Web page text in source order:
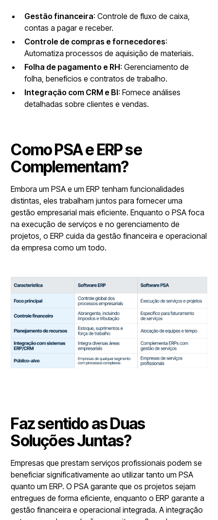
Gestão financeira: Controle de fluxo de caixa,
contas a pagar e receber.
Controle de compras e fornecedores:
Automatiza processos de aquisição de materiais.
Folha de pagamento e RH: Gerenciamento de
folha, benefícios e contratos de trabalho.
Integração com CRM e BI: Fornece análises
detalhadas sobre clientes e vendas.
Como PSA e ERP se
Complementam?
Embora um PSA e um ERP tenham funcionalidades
distintas, eles trabalham juntos para fornecer uma
gestão empresarial mais eficiente. Enquanto o PSA foca
na execução de serviços e no gerenciamento de
projetos, o ERP cuida da gestão financeira e operacional
da empresa como um todo.
Faz sentido as Duas
Soluções Juntas?
Empresas que prestam serviços profissionais podem se
beneficiar significativamente ao utilizar tanto um PSA
quanto um ERP. O PSA garante que os projetos sejam
entregues de forma eficiente, enquanto o ERP garante a
gestão financeira e operacional integrada. A integração